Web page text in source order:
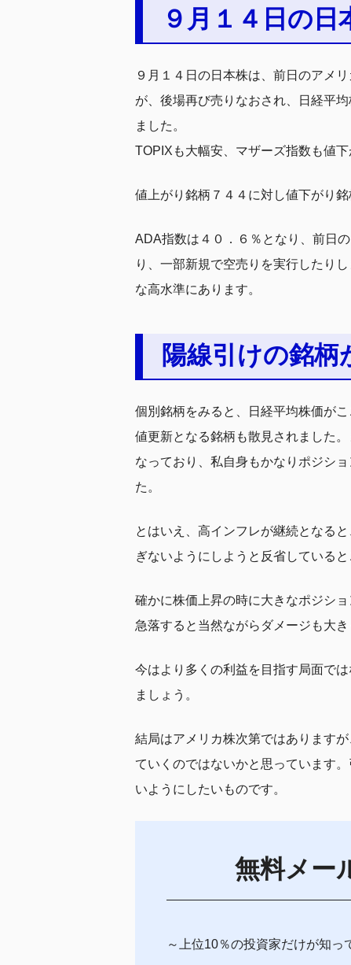
９月１４日の日
９月１４日の日本株は、前日のアメ
が、後場再び売りなおされ、日経平
ました。
TOPIXも大幅安、マザーズ指数も値
値上がり銘柄７４４に対し値下がり
ADA指数は４０．６％となり、前日
り、一部新規で空売りを実行したり
な高水準にあります。
陽線引けの銘柄
個別銘柄をみると、日経平均株価が
値更新となる銘柄も散見されました
なっており、私自身もかなりポジシ
た。
とはいえ、高インフレが継続となる
ぎないようにしようと反省していると
確かに株価上昇の時に大きなポジシ
急落すると当然ながらダメージも大き
今はより多くの利益を目指す局面で
ましょう。
結局はアメリカ株次第ではあります
ていくのではないかと思っています
いようにしたいものです。
無料メー
～上位10％の投資家だけが知っ